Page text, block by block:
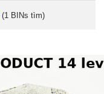
(1 BINs tìm)